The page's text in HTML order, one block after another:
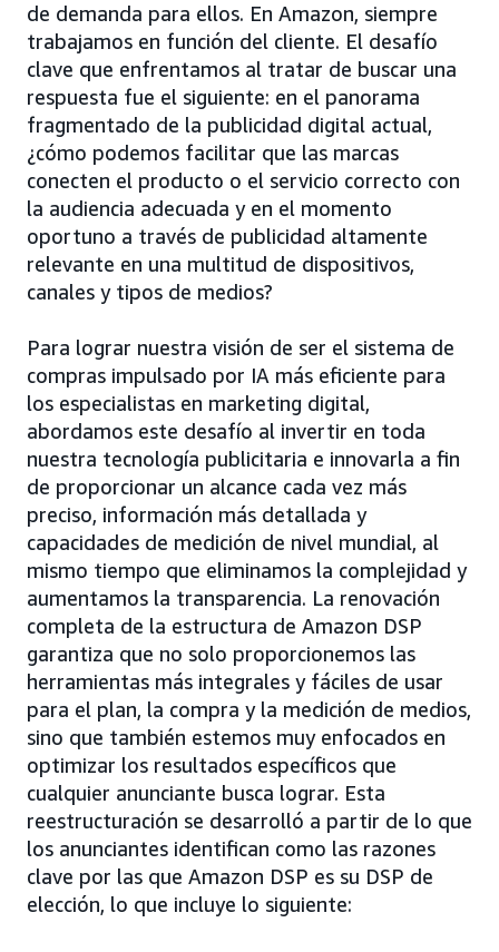
de demanda para ellos. En Amazon, siempre
trabajamos en función del cliente. El desafío
clave que enfrentamos al tratar de buscar una
respuesta fue el siguiente: en el panorama
fragmentado de la publicidad digital actual,
¿cómo podemos facilitar que las marcas
conecten el producto o el servicio correcto con
la audiencia adecuada y en el momento
oportuno a través de publicidad altamente
relevante en una multitud de dispositivos,
canales y tipos de medios?
Para lograr nuestra visión de ser el sistema de
compras impulsado por IA más eficiente para
los especialistas en marketing digital,
abordamos este desafío al invertir en toda
nuestra tecnología publicitaria e innovarla a fin
de proporcionar un alcance cada vez más
preciso, información más detallada y
capacidades de medición de nivel mundial, al
mismo tiempo que eliminamos la complejidad y
aumentamos la transparencia. La renovación
completa de la estructura de Amazon DSP
garantiza que no solo proporcionemos las
herramientas más integrales y fáciles de usar
para el plan, la compra y la medición de medios,
sino que también estemos muy enfocados en
optimizar los resultados específicos que
cualquier anunciante busca lograr. Esta
reestructuración se desarrolló a partir de lo que
los anunciantes identifican como las razones
clave por las que Amazon DSP es su DSP de
elección, lo que incluye lo siguiente: